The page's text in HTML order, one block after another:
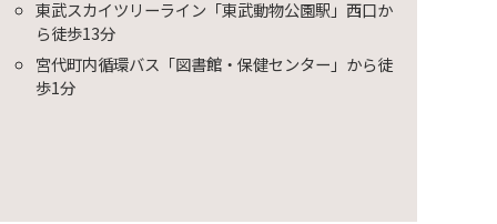
東武スカイツリーライン「東武動物公園駅」西口か
ら徒歩13分
宮代町内循環バス「図書館・保健センター」から徒
歩1分